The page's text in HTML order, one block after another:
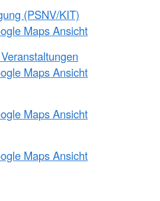
(PSNV/KIT)
Maps Ansicht
Maps Ansicht
Maps Ansicht
Maps Ansicht